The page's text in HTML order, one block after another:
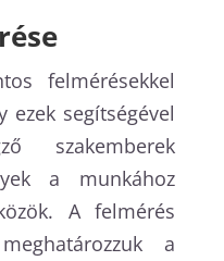
felmérésekkel
ezek segítségével
szakemberek
a munkához
A felmérés
a